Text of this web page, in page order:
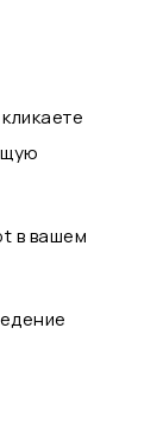
в вашем